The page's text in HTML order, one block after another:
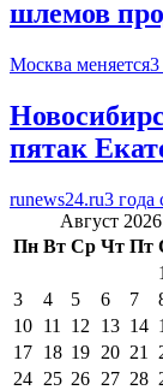
шлемов
Москва меняется3
пятак
runews24.ru3 года
Август 2026
Пн Вт Ср Чт Пт
1
3
4 5 6 7
10 11 12 13 14
17 18 19 20 21
24 25 26 27 28